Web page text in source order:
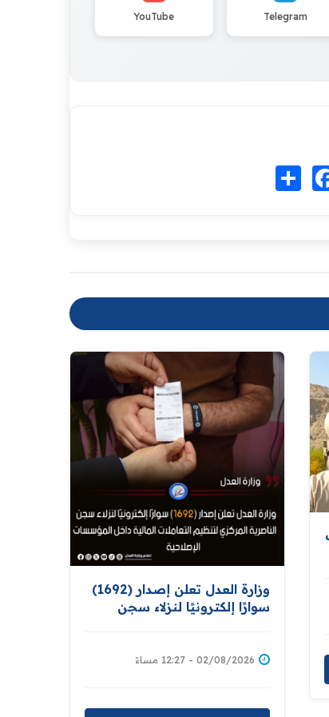
Telegram
YouTube
انشر
وزارة العدل تعلن إصدار (1692)
سوارًا إلكترونيًا لنزلاء سجن
المؤسسات الإصلاحية
02/08/2026 - 12:27 مساءً